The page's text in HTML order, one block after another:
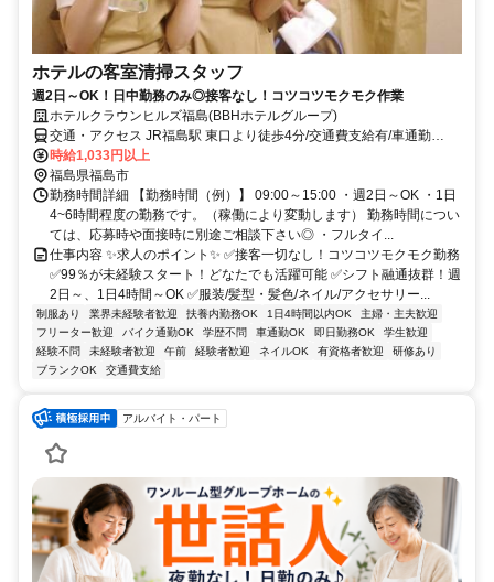
ホテルの客室清掃スタッフ
週2日～OK！日中勤務のみ◎接客なし！コツコツモクモク作業
ホテルクラウンヒルズ福島(BBHホテルグループ)
交通・アクセス JR福島駅 東口より徒歩4分/交通費支給有/車通勤
OK(駐車場完備)
時給1,033円以上
福島県福島市
勤務時間詳細 【勤務時間（例）】 09:00～15:00 ・週2日～OK ・1日
4~6時間程度の勤務です。（稼働により変動します） 勤務時間につい
ては、応募時や面接時に別途ご相談下さい◎ ・フルタイ...
仕事内容 ✨求人のポイント✨ ✅接客一切なし！コツコツモクモク勤務
✅99％が未経験スタート！どなたでも活躍可能 ✅シフト融通抜群！週
2日～、1日4時間～OK ✅服装/髪型・髪色/ネイル/アクセサリー...
制服あり 業界未経験者歓迎 扶養内勤務OK 1日4時間以内OK
主婦・主夫歓迎
フリーター歓迎
バイク通勤OK 学歴不問 車通勤OK 即日勤務OK
学生歓迎
経験不問
未経験者歓迎 午前 経験者歓迎 ネイルOK 有資格者歓迎
研修あり
ブランクOK
交通費支給
アルバイト・パート